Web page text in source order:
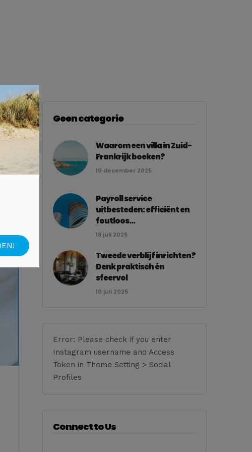
Geen categorie
Waarom een villa in Zuid-
Frankrijk boeken?
10 december 2025
Payroll service
uitbesteden: efficiënt en
foutloos...
18 juli 2025
Tweede verblijf inrichten?
Denk praktisch én
sfeervol
10 juli 2025
Error: Please check if you enter
Instagram username and Access
Token in Theme Setting > Social
Profiles
Connect to Us
×